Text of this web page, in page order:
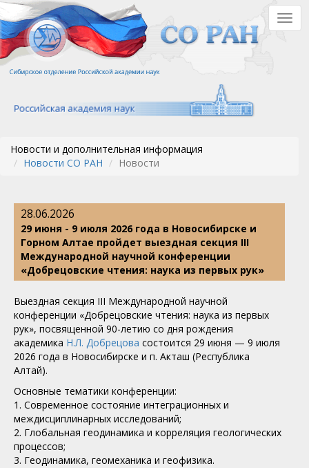
Перейти
к
основному
содержанию
Новости и дополнительная информация
Новости СО РАН
Новости
28.06.2026
29 июня - 9 июля 2026 года в Новосибирске и
Горном Алтае пройдет выездная секция III
Международной научной конференции
«Добрецовские чтения: наука из первых рук»
Выездная секция III Международной научной
конференции «Добрецовские чтения: наука из первых
рук», посвященной 90-летию со дня рождения
академика Н.Л. Добрецова состоится 29 июня — 9 июля
2026 года в Новосибирске и п. Акташ (Республика
Алтай).
Основные тематики конференции:
1. Современное состояние интеграционных и
междисциплинарных исследований;
2. Глобальная геодинамика и корреляция геологических
процессов;
3. Геодинамика, геомеханика и геофизика.